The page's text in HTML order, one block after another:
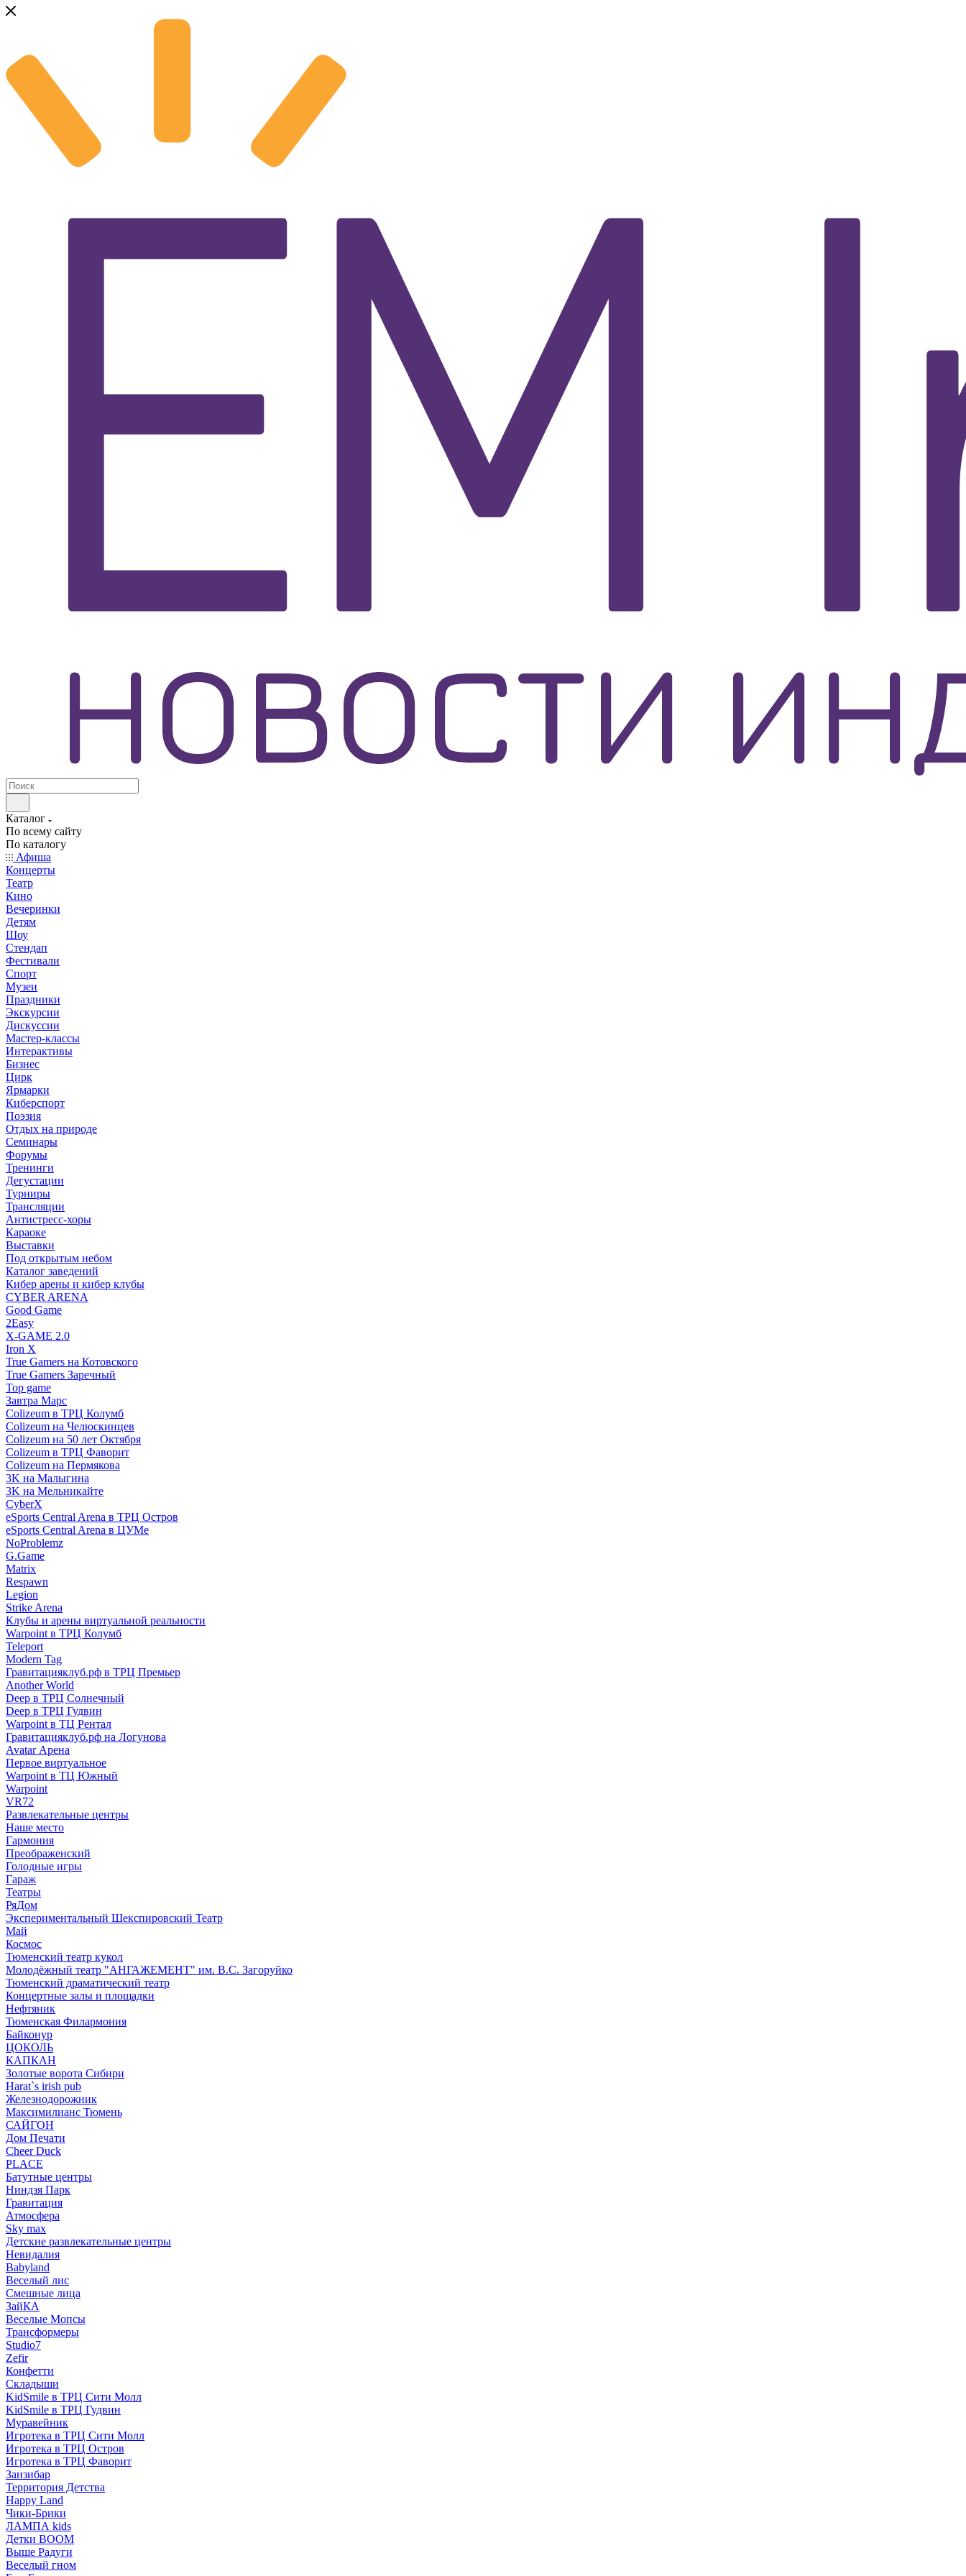
Каталог
По всему сайту
По каталогу
Афиша
Концерты
Театр
Кино
Вечеринки
Детям
Шоу
Стендап
Фестивали
Спорт
Музеи
Праздники
Экскурсии
Дискуссии
Мастер-классы
Интерактивы
Бизнес
Цирк
Ярмарки
Киберспорт
Поэзия
Отдых на природе
Семинары
Форумы
Тренинги
Дегустации
Турниры
Трансляции
Антистресс-хоры
Караоке
Выставки
Под открытым небом
Каталог заведений
Кибер арены и кибер клубы
CYBER ARENA
Good Game
2Easy
X-GAME 2.0
Iron X
True Gamers на Котовского
True Gamers Заречный
Top game
Завтра Марс
Colizeum в ТРЦ Колумб
Colizeum на Челюскинцев
Colizeum на 50 лет Октября
Colizeum в ТРЦ Фаворит
Colizeum на Пермякова
3K на Малыгина
3K на Мельникайте
CyberX
eSports Central Arena в ТРЦ Остров
eSports Central Arena в ЦУМе
NoProblemz
G.Game
Matrix
Respawn
Legion
Strike Arena
Клубы и арены виртуальной реальности
Warpoint в ТРЦ Колумб
Teleport
Modern Tag
Гравитацияклуб.рф в ТРЦ Премьер
Another World
Deep в ТРЦ Солнечный
Deep в ТРЦ Гудвин
Warpoint в ТЦ Рентал
Гравитацияклуб.рф на Логунова
Avatar Арена
Первое виртуальное
Warpoint в ТЦ Южный
Warpoint
VR72
Развлекательные центры
Наше место
Гармония
Преображенский
Голодные игры
Гараж
Театры
РяДом
Экспериментальный Шекспировский Театр
Май
Космос
Тюменский театр кукол
Молодёжный театр "АНГАЖЕМЕНТ" им. В.С. Загоруйко
Тюменский драматический театр
Концертные залы и площадки
Нефтяник
Тюменская Филармония
Байконур
ЦОКОЛЬ
КАПКАН
Золотые ворота Сибири
Harat`s irish pub
Железнодорожник
Максимилианс Тюмень
САЙГОН
Дом Печати
Cheer Duck
PLACE
Батутные центры
Ниндзя Парк
Гравитация
Атмосфера
Sky max
Детские развлекательные центры
Невидалия
Babyland
Веселый лис
Смешные лица
ЗайКА
Веселые Мопсы
Трансформеры
Studio7
Zefir
Конфетти
Складыши
KidSmile в ТРЦ Сити Молл
KidSmile в ТРЦ Гудвин
Муравейник
Игротека в ТРЦ Сити Молл
Игротека в ТРЦ Остров
Игротека в ТРЦ Фаворит
Занзибар
Территория Детства
Happy Land
Чики-Брики
ЛАМПА kids
Детки BOOM
Выше Радуги
Веселый гном